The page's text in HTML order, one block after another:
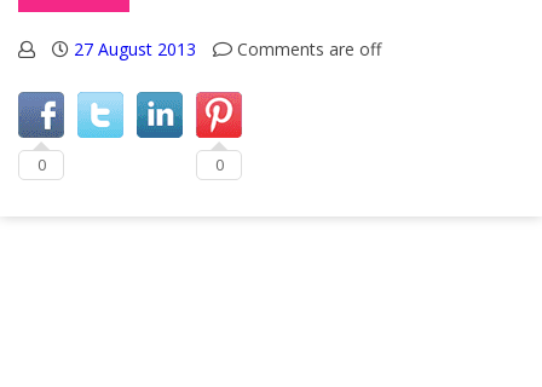
27 August 2013 Comments are off
0 0